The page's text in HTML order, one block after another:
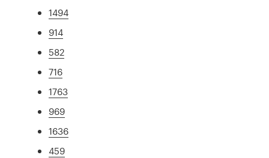
1494
914
582
716
1763
969
1636
459